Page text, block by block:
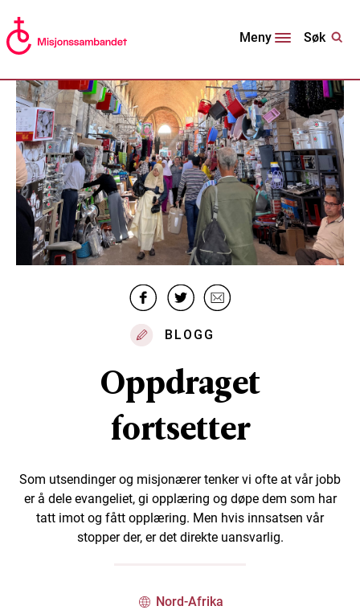
Meny Søk
BLOGG
Oppdraget
fortsetter
Som utsendinger og misjonærer tenker vi ofte at vår jobb
er å dele evangeliet, gi opplæring og døpe dem som har
tatt imot og fått opplæring. Men hvis innsatsen vår
stopper der, er det direkte uansvarlig.
Nord-Afrika